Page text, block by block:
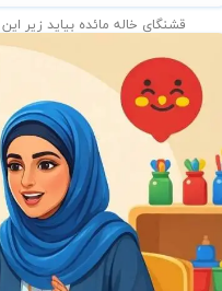
قشنگای خاله مائده بیاید زیر